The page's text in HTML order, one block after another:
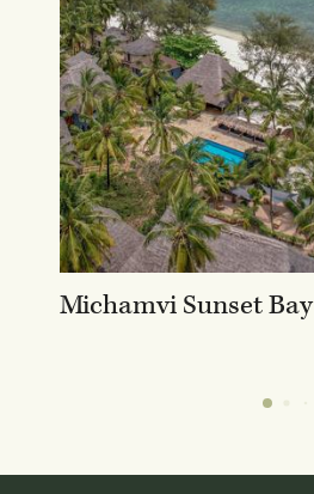
Michamvi Sunset Bay